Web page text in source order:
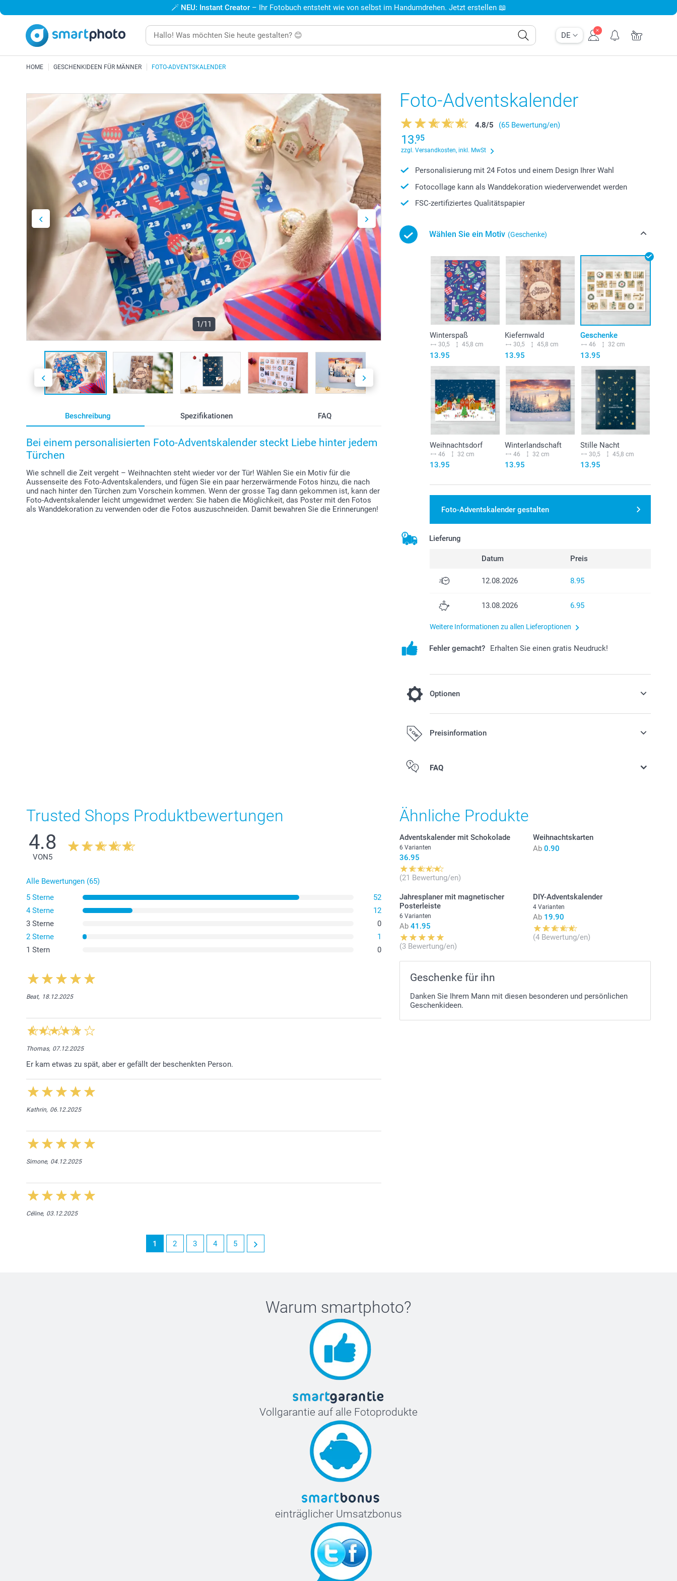
DE
🪄 NEU: Instant Creator – Ihr Fotobuch entsteht wie von selbst im Handumdrehen. Jetzt erstellen 📖
HOME GESCHENKIDEEN FÜR MÄNNER FOTO-ADVENTSKALENDER
1/11
Beschreibung Spezifikationen FAQ
Bei einem personalisierten Foto-Adventskalender steckt Liebe hinter jedem
Türchen
Wie schnell die Zeit vergeht – Weihnachten steht wieder vor der Tür! Wählen Sie ein Motiv für die
Aussenseite des Foto-Adventskalenders, und fügen Sie ein paar herzerwärmende Fotos hinzu, die nach
und nach hinter den Türchen zum Vorschein kommen. Wenn der grosse Tag dann gekommen ist, kann der
Foto-Adventskalender leicht umgewidmet werden: Sie haben die Möglichkeit, das Poster mit den Fotos
als Wanddekoration zu verwenden oder die Fotos auszuschneiden. Damit bewahren Sie die Erinnerungen!
Foto-Adventskalender
4.8/5 (65 Bewertung/en)
13.95
zzgl. Versandkosten, inkl. MwSt
Personalisierung mit 24 Fotos und einem Design Ihrer Wahl
Fotocollage kann als Wanddekoration wiederverwendet werden
FSC-zertifiziertes Qualitätspapier
Wählen Sie ein Motiv (Geschenke)
Winterspaß
30,5 45,8 cm
13.95
Kiefernwald
30,5 45,8 cm
13.95
Geschenke
46 32 cm
13.95
Weihnachtsdorf
46 32 cm
13.95
Winterlandschaft
46 32 cm
13.95
Stille Nacht
30,5 45,8 cm
13.95
Foto-Adventskalender gestalten
Lieferung
Datum Preis
12.08.2026 8.95
13.08.2026 6.95
Weitere Informationen zu allen Lieferoptionen
Fehler gemacht? Erhalten Sie einen gratis Neudruck!
Optionen
Wählen Sie einen geeigneten Rahmen für Ihren
Kalender
26.00/Stück
Preisinformation
Alle Preise verstehen sich in Schweizer Franken (CHF) inkl. MwSt. und
FAQ
Trusted Shops Produktbewertungen
4.8
VON 5
Alle Bewertungen (65)
5 Sterne
52
4 Sterne
12
3 Sterne
0
2 Sterne
1
1 Stern
0
Beat, 18.12.2025
Thomas, 07.12.2025
Er kam etwas zu spät, aber er gefällt der beschenkten Person.
Kathrin, 06.12.2025
Simone, 04.12.2025
Céline, 03.12.2025
1 2 3 4 5
Ähnliche Produkte
Adventskalender mit Schokolade
6 Varianten
36.95
(21 Bewertung/en)
Weihnachtskarten
Ab 0.90
Jahresplaner mit magnetischer
Posterleiste
6 Varianten
Ab 41.95
(3 Bewertung/en)
DIY-Adventskalender
4 Varianten
Ab 19.90
(4 Bewertung/en)
Geschenke für ihn
Danken Sie Ihrem Mann mit diesen besonderen und persönlichen
Geschenkideen.
Warum smartphoto?
Vollgarantie auf alle Fotoprodukte
einträglicher Umsatzbonus